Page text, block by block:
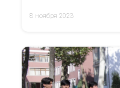
8 ноября 2023